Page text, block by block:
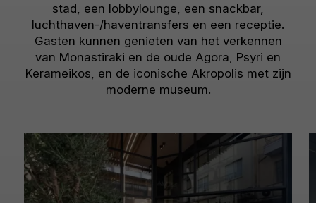
stad, een lobbylounge, een snackbar,
luchthaven-/haventransfers en een receptie.
Gasten kunnen genieten van het verkennen
van Monastiraki en de oude Agora, Psyri en
Kerameikos, en de iconische Akropolis met zijn
moderne museum.